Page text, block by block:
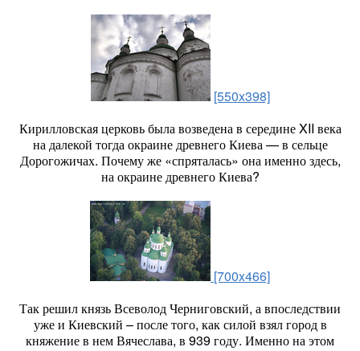
[550x398]
Кирилловская церковь была возведена в середине XII века
на далекой тогда окраине древнего Киева — в сельце
Дорогожичах. Почему же «спряталась» она именно здесь,
на окраине древнего Киева?
[700x466]
Так решил князь Всеволод Черниговский, а впоследствии
уже и Киевский – после того, как силой взял город в
княжение в нем Вячеслава, в 939 году. Именно на этом